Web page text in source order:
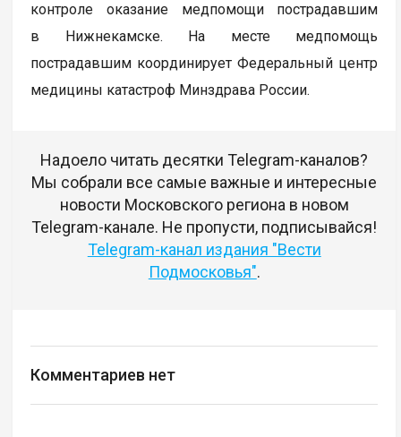
контроле оказание медпомощи пострадавшим
в Нижнекамске. На месте медпомощь
пострадавшим координирует Федеральный центр
медицины катастроф Минздрава России.
Надоело читать десятки Telegram-каналов?
Мы собрали все самые важные и интересные
новости Московского региона в новом
Telegram-канале. Не пропусти, подписывайся!
Telegram-канал издания "Вести
Подмосковья".
Комментариев нет